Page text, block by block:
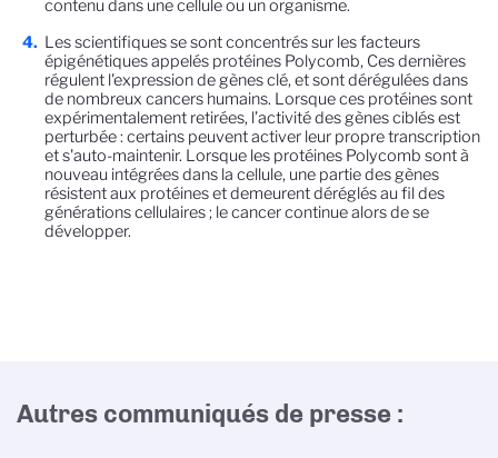
contenu dans une cellule ou un organisme.
Les scientifiques se sont concentrés sur les facteurs
épigénétiques appelés protéines Polycomb, Ces dernières
régulent l'expression de gènes clé, et sont dérégulées dans
de nombreux cancers humains. Lorsque ces protéines sont
expérimentalement retirées, l’activité des gènes ciblés est
perturbée : certains peuvent activer leur propre transcription
et s'auto-maintenir. Lorsque les protéines Polycomb sont à
nouveau intégrées dans la cellule, une partie des gènes
résistent aux protéines et demeurent déréglés au fil des
générations cellulaires ; le cancer continue alors de se
développer.
Autres communiqués de presse :